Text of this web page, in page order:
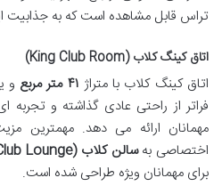
تراس قابل مشاهده است که به جذابیت
اتاق کینگ کلاب (King Club Room)
اتاق کینگ کلاب با متراژ ۴۱ متر مربع
و
فراتر از راحتی عادی گذاشته و
مهمانان ارائه می دهد. مهمترین
اختصاصی بهسالن کلاب (Club Lounge)
برای مهمانان ویژه طراحی شده است.